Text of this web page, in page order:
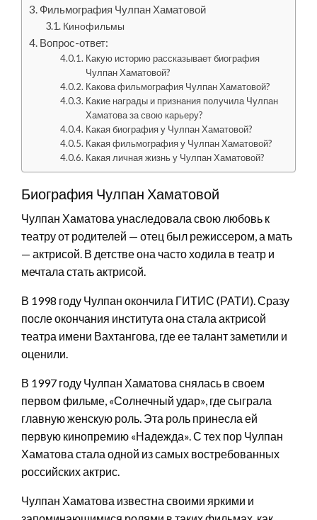
Фильмография Чулпан Хаматовой
Кинофильмы
Вопрос-ответ:
Какую историю рассказывает биография
Чулпан Хаматовой?
Какова фильмография Чулпан Хаматовой?
Какие награды и признания получила Чулпан
Хаматова за свою карьеру?
Какая биография у Чулпан Хаматовой?
Какая фильмография у Чулпан Хаматовой?
Какая личная жизнь у Чулпан Хаматовой?
Биография Чулпан Хаматовой
Чулпан Хаматова унаследовала свою любовь к
театру от родителей — отец был режиссером, а мать
— актрисой. В детстве она часто ходила в театр и
мечтала стать актрисой.
В 1998 году Чулпан окончила ГИТИС (РАТИ). Сразу
после окончания института она стала актрисой
театра имени Вахтангова, где ее талант заметили и
оценили.
В 1997 году Чулпан Хаматова снялась в своем
первом фильме, «Солнечный удар», где сыграла
главную женскую роль. Эта роль принесла ей
первую кинопремию «Надежда». С тех пор Чулпан
Хаматова стала одной из самых востребованных
российских актрис.
Чулпан Хаматова известна своими яркими и